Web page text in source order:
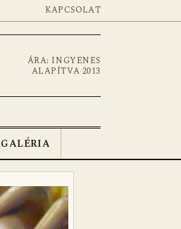
KAPCSOLAT
ÁRA: INGYENES
ALAPÍTVA 2013
GALÉRIA